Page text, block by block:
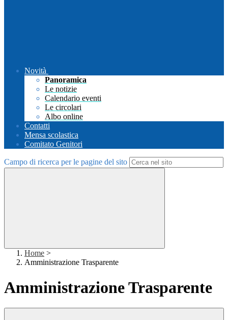
Novità
Panoramica
Le notizie
Calendario eventi
Le circolari
Albo online
Contatti
Mensa scolastica
Comitato Genitori
Campo di ricerca per le pagine del sito
Home >
Amministrazione Trasparente
Amministrazione Trasparente